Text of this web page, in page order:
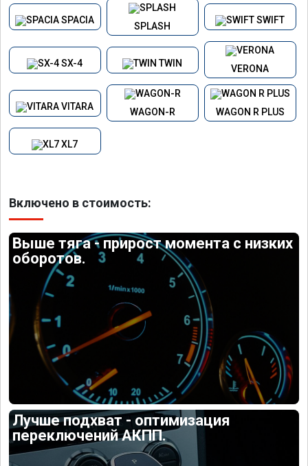
SPACIA
SPLASH
SWIFT
SX-4 TWIN
VERONA
VITARA
WAGON-R WAGON R PLUS
XL7
Включено в стоимость:
Выше тяга - прирост момента с низких
оборотов.
Лучше подхват - оптимизация
переключений АКПП.